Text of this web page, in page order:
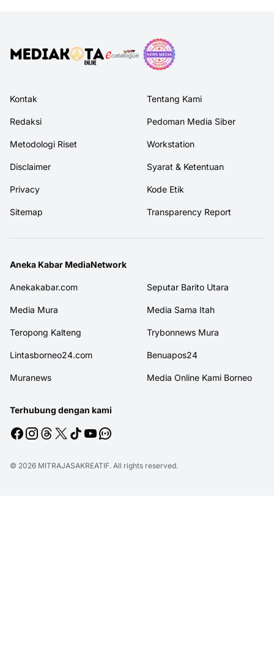
Kontak Tentang Kami
Redaksi Pedoman Media Siber
Metodologi Riset Workstation
Disclaimer Syarat & Ketentuan
Privacy Kode Etik
Sitemap Transparency Report
Aneka Kabar MediaNetwork
Anekakabar.com Seputar Barito Utara
Media Mura Media Sama Itah
Teropong Kalteng Trybonnews Mura
Lintasborneo24.com Benuapos24
Muranews Media Online Kami Borneo
Terhubung dengan kami
© 2026 MITRAJASAKREATIF. All rights reserved.